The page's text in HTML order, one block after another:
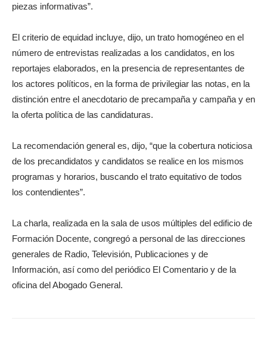
piezas informativas”.
El criterio de equidad incluye, dijo, un trato homogéneo en el
número de entrevistas realizadas a los candidatos, en los
reportajes elaborados, en la presencia de representantes de
los actores políticos, en la forma de privilegiar las notas, en la
distinción entre el anecdotario de precampaña y campaña y en
la oferta política de las candidaturas.
La recomendación general es, dijo, “que la cobertura noticiosa
de los precandidatos y candidatos se realice en los mismos
programas y horarios, buscando el trato equitativo de todos
los contendientes”.
La charla, realizada en la sala de usos múltiples del edificio de
Formación Docente, congregó a personal de las direcciones
generales de Radio, Televisión, Publicaciones y de
Información, así como del periódico El Comentario y de la
oficina del Abogado General.